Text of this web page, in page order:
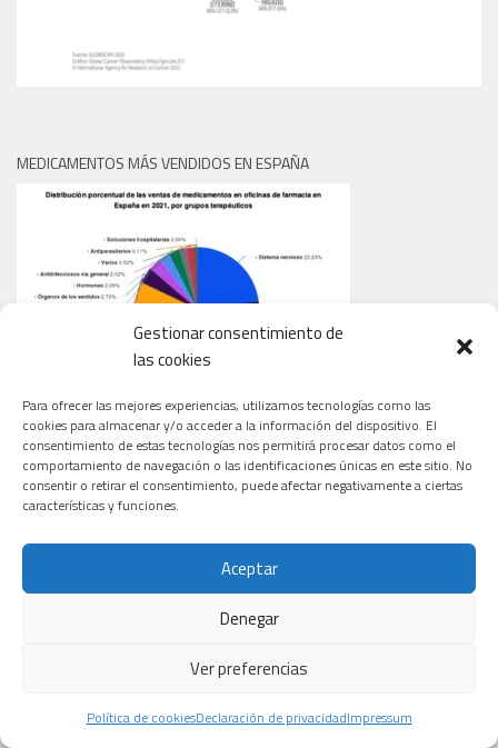
Gestionar consentimiento de
las cookies
Para ofrecer las mejores experiencias, utilizamos tecnologías como las
cookies para almacenar y/o acceder a la información del dispositivo. El
consentimiento de estas tecnologías nos permitirá procesar datos como el
comportamiento de navegación o las identificaciones únicas en este sitio. No
consentir o retirar el consentimiento, puede afectar negativamente a ciertas
características y funciones.
Aceptar
Denegar
Ver preferencias
Política de cookiesDeclaración de privacidadImpressum
MEDICAMENTOS MÁS VENDIDOS EN ESPAÑA
TIPOS DE CÁNCER QUE TRATAN LOS NUEVOS ENSAYOS